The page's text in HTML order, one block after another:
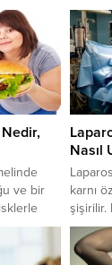
bir
nadir
insülin
tersi
insülin
insülin
ve bir
Nasıl
karnı
şişirilir.